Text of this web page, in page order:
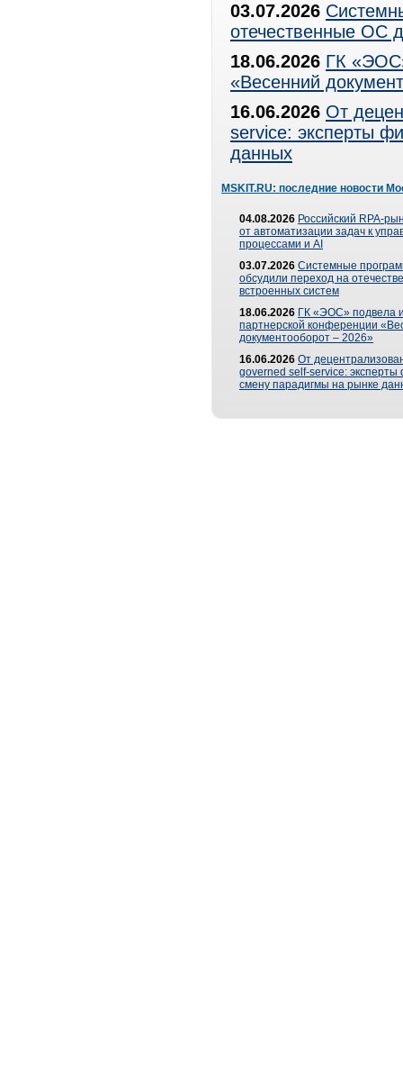
03.07.2026
отечественные ОС
18.06.2026 ГК
«Весенний
16.06.2026 От
service: эксперты
данных
MSKIT.RU: последние новости
04.08.2026 Российский RPA-
от автоматизации задач к
процессами и AI
03.07.2026 Системные
обсудили переход на
встроенных систем
18.06.2026 ГК «ЭОС» подвела
партнерской конференции
документооборот – 2026»
16.06.2026 От
governed self-service: эксперты
смену парадигмы на рынке